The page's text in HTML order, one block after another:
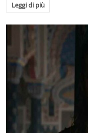
Leggi di più